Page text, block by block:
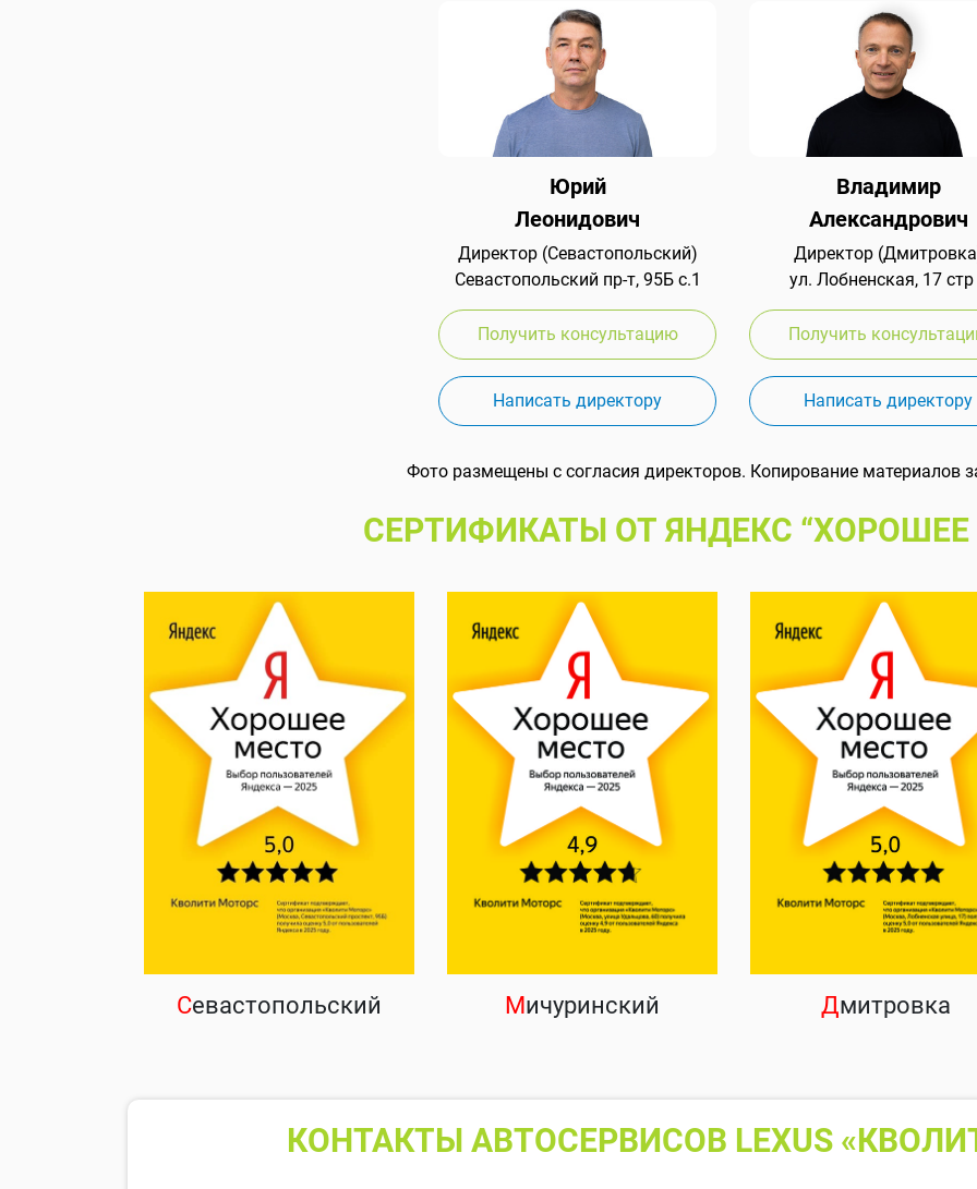
Юрий
Леонидович
Директор (Севастопольский)
Севастопольский пр-т, 95Б с.1
Получить консультацию
Написать директору
Владимир
Александрович
Директор
ул. Лобненская, 17 стр
Получить
Написать директору
Фото размещены с согласия директоров. Копирование материалов
СЕРТИФИКАТЫ ОТ ЯНДЕКС “ХОРОШЕЕ
Севастопольский Мичуринский Дмитровка
КОНТАКТЫ АВТОСЕРВИСОВ LEXUS